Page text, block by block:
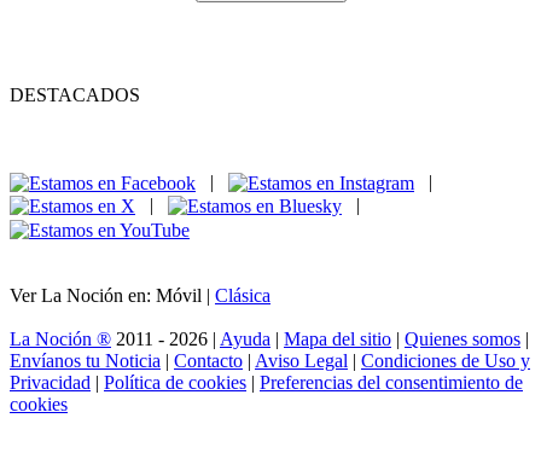
DESTACADOS
|
|
|
|
Ver La Noción en: Móvil | Clásica
La Noción ® 2011 - 2026 | Ayuda | Mapa del sitio | Quienes somos |
Envíanos tu Noticia | Contacto | Aviso Legal | Condiciones de Uso y
Privacidad | Política de cookies | Preferencias del consentimiento de
cookies